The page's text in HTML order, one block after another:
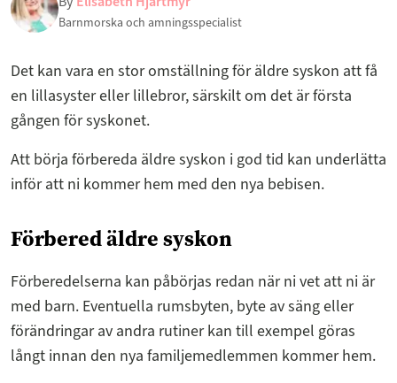
Barnmorska och amningsspecialist
Det kan vara en stor omställning för äldre syskon att få
en lillasyster eller lillebror, särskilt om det är första
gången för syskonet.
Att börja förbereda äldre syskon i god tid kan underlätta
inför att ni kommer hem med den nya bebisen.
Förbered äldre syskon
Förberedelserna kan påbörjas redan när ni vet att ni är
med barn. Eventuella rumsbyten, byte av säng eller
förändringar av andra rutiner kan till exempel göras
långt innan den nya familjemedlemmen kommer hem.